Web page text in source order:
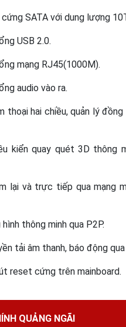
SATA với dung lượng
USB 2.0.
mạng RJ45(1000M).
audio vào ra.
thoại hai chiều, quản lý
kiển quay quét 3D thông
lại và trực tiếp qua mạng
thông minh qua P2P.
tải âm thanh, báo động
reset cứng trên mainboard.
QUẢNG NGÃI